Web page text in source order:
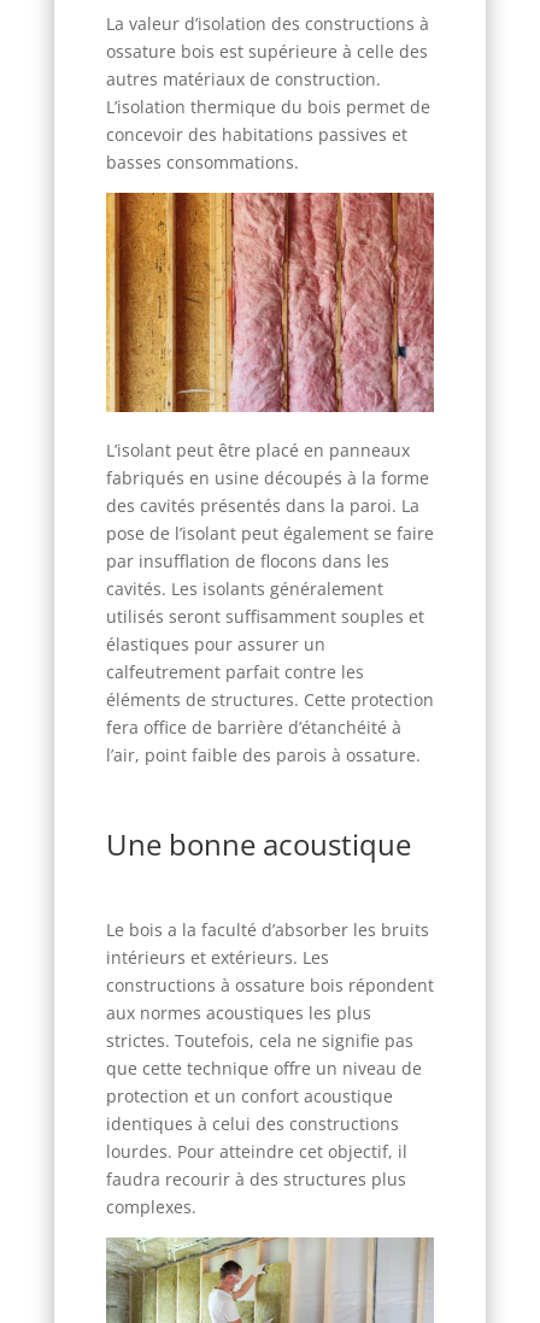
La valeur d’isolation des constructions à
ossature bois est supérieure à celle des
autres matériaux de construction.
L’isolation thermique du bois permet de
concevoir des habitations passives et
basses consommations.
L’isolant peut être placé en panneaux
fabriqués en usine découpés à la forme
des cavités présentés dans la paroi. La
pose de l’isolant peut également se faire
par insufflation de flocons dans les
cavités. Les isolants généralement
utilisés seront suffisamment souples et
élastiques pour assurer un
calfeutrement parfait contre les
éléments de structures. Cette protection
fera office de barrière d’étanchéité à
l’air, point faible des parois à ossature.
Une bonne acoustique
Le bois a la faculté d’absorber les bruits
intérieurs et extérieurs. Les
constructions à ossature bois répondent
aux normes acoustiques les plus
strictes. Toutefois, cela ne signifie pas
que cette technique offre un niveau de
protection et un confort acoustique
identiques à celui des constructions
lourdes. Pour atteindre cet objectif, il
faudra recourir à des structures plus
complexes.